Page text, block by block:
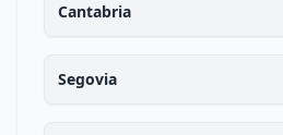
Cantabria
Segovia